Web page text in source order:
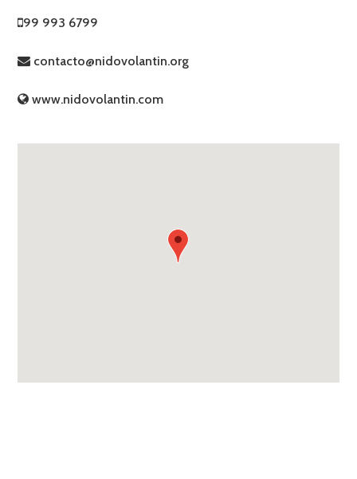
99 993 6799
contacto@nidovolantin.org
www.nidovolantin.com